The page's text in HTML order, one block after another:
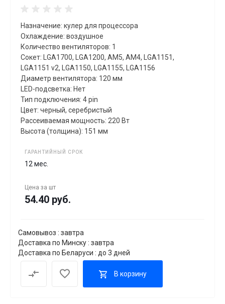
Назначение: кулер для процессора
Охлаждение: воздушное
Количество вентиляторов: 1
Сокет: LGA1700, LGA1200, AM5, AM4, LGA1151,
LGA1151 v2, LGA1150, LGA1155, LGA1156
Диаметр вентилятора: 120 мм
LED-подсветка: Нет
Тип подключения: 4 pin
Цвет: черный, серебристый
Рассеиваемая мощность: 220 Вт
Высота (толщина): 151 мм
ГАРАНТИЙНЫЙ СРОК
12 мес.
Цена за шт
54.40 руб.
Самовывоз : завтра
Доставка по Минску : завтра
Доставка по Беларуси : до 3 дней
В корзину